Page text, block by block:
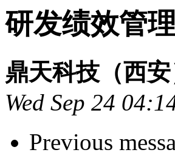
研发绩效管
鼎天科技（西安
Wed Sep 24
Previous